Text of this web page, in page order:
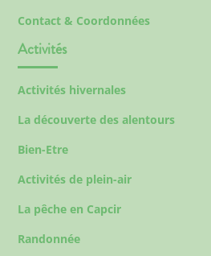
Contact & Coordonnées
Activités
Activités hivernales
La découverte des alentours
Bien-Etre
Activités de plein-air
La pêche en Capcir
Randonnée